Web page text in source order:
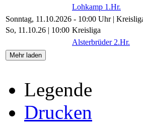
Lohkamp 1.Hr.
Sonntag, 11.10.2026 - 10:00 Uhr |
So, 11.10.26 | 10:00 Kreisliga
Alsterbrüder 2.Hr.
Mehr laden
Legende
Drucken